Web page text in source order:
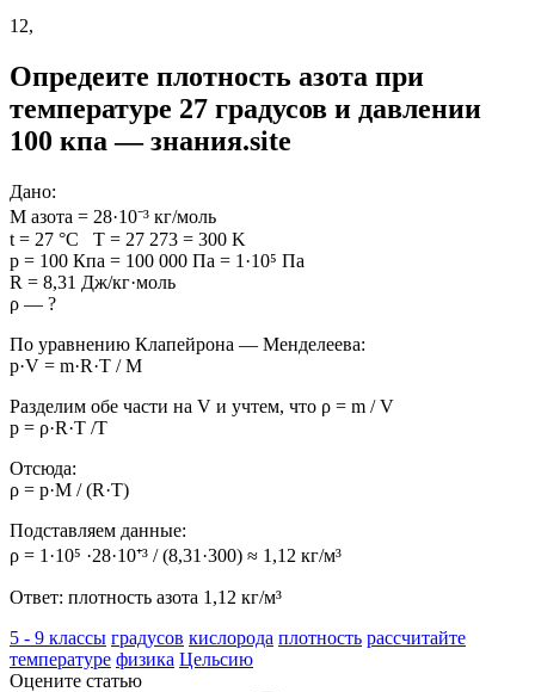
12,
Опредеите плотность азота при
температуре 27 градусов и давлении
100 кпа — знания.site
Дано:
M азота = 28·10⁻³ кг/моль
t = 27 °C T = 27 273 = 300 K
p = 100 Кпа = 100 000 Па = 1·10⁵ Па
R = 8,31 Дж/кг·моль
ρ — ?
По уравнению Клапейрона — Менделеева:
p·V = m·R·T / M
Разделим обе части на V и учтем, что ρ = m / V
p = ρ·R·T /T
Отсюда:
ρ = p·M / (R·T)
Подставляем данные:
ρ = 1·10⁵ ·28·10⁺³ / (8,31·300) ≈ 1,12 кг/м³
Ответ: плотность азота 1,12 кг/м³
5 - 9 классы градусов кислорода плотность рассчитайте
температуре физика Цельсию
Оцените статью